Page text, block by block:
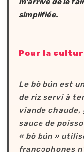
m’arrive de le
simplifiée.
Pour la
Le bò bún est
de riz servi à
viande chaude,
sauce de
« bò bún »
francophones